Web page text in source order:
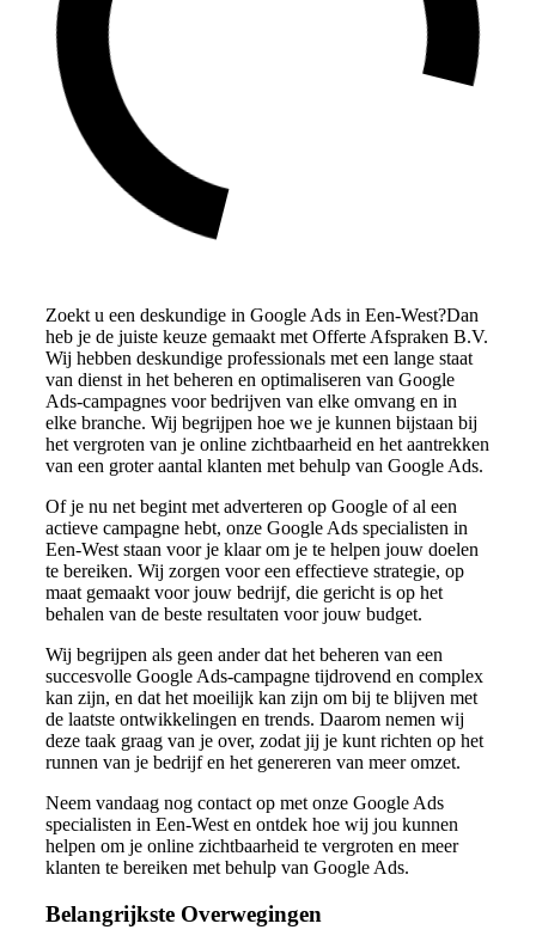
Zoekt u een deskundige in Google Ads in Een-West?Dan
heb je de juiste keuze gemaakt met Offerte Afspraken B.V.
Wij hebben deskundige professionals met een lange staat
van dienst in het beheren en optimaliseren van Google
Ads-campagnes voor bedrijven van elke omvang en in
elke branche. Wij begrijpen hoe we je kunnen bijstaan bij
het vergroten van je online zichtbaarheid en het aantrekken
van een groter aantal klanten met behulp van Google Ads.
Of je nu net begint met adverteren op Google of al een
actieve campagne hebt, onze Google Ads specialisten in
Een-West staan voor je klaar om je te helpen jouw doelen
te bereiken. Wij zorgen voor een effectieve strategie, op
maat gemaakt voor jouw bedrijf, die gericht is op het
behalen van de beste resultaten voor jouw budget.
Wij begrijpen als geen ander dat het beheren van een
succesvolle Google Ads-campagne tijdrovend en complex
kan zijn, en dat het moeilijk kan zijn om bij te blijven met
de laatste ontwikkelingen en trends. Daarom nemen wij
deze taak graag van je over, zodat jij je kunt richten op het
runnen van je bedrijf en het genereren van meer omzet.
Neem vandaag nog contact op met onze Google Ads
specialisten in Een-West en ontdek hoe wij jou kunnen
helpen om je online zichtbaarheid te vergroten en meer
klanten te bereiken met behulp van Google Ads.
Belangrijkste Overwegingen